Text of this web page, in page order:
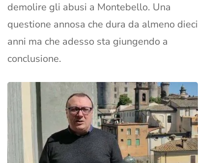
demolire gli abusi a Montebello. Una
questione annosa che dura da almeno dieci
anni ma che adesso sta giungendo a
conclusione.